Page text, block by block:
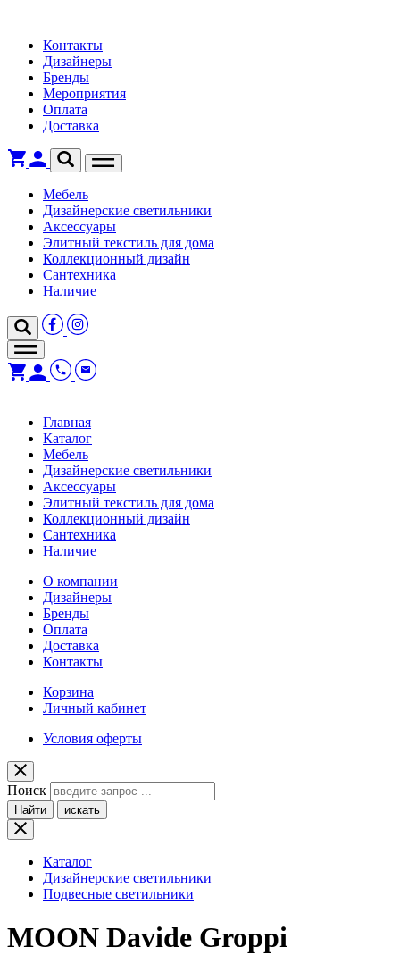
Контакты
Дизайнеры
Бренды
Мероприятия
Оплата
Доставка
Мебель
Дизайнерские светильники
Аксессуары
Элитный текстиль для дома
Коллекционный дизайн
Сантехника
Наличие
Главная
Каталог
Мебель
Дизайнерские светильники
Аксессуары
Элитный текстиль для дома
Коллекционный дизайн
Сантехника
Наличие
О компании
Дизайнеры
Бренды
Оплата
Доставка
Контакты
Корзина
Личный кабинет
Условия оферты
Поиск
Найти искать
Каталог
Дизайнерские светильники
Подвесные светильники
MOON Davide Groppi